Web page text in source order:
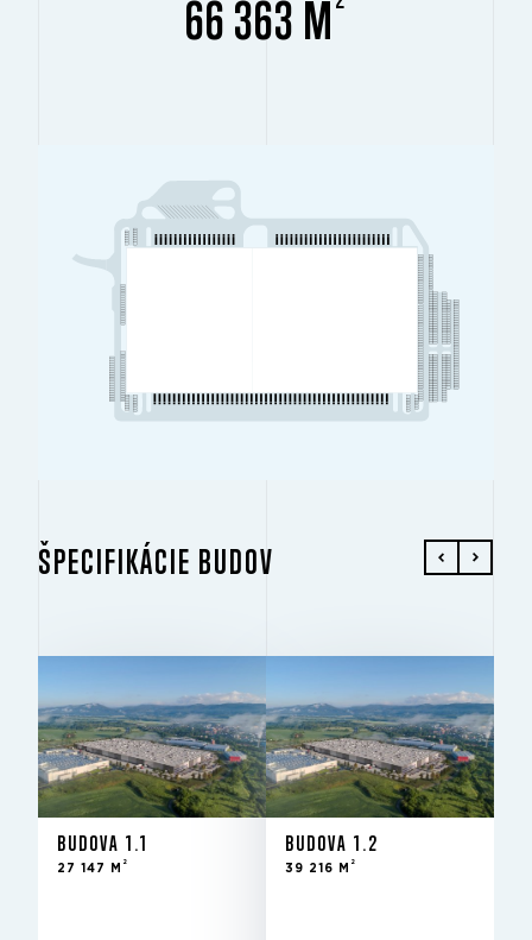
66 363 M
ŠPECIFIKÁCIE BUDOV
BUDOVA 1.1
27 147 M
2
BUDOVA 1.1
27 147 M
BUDOVA 1.2
39 216 M
2
BUDOVA 1.2
39 216 M